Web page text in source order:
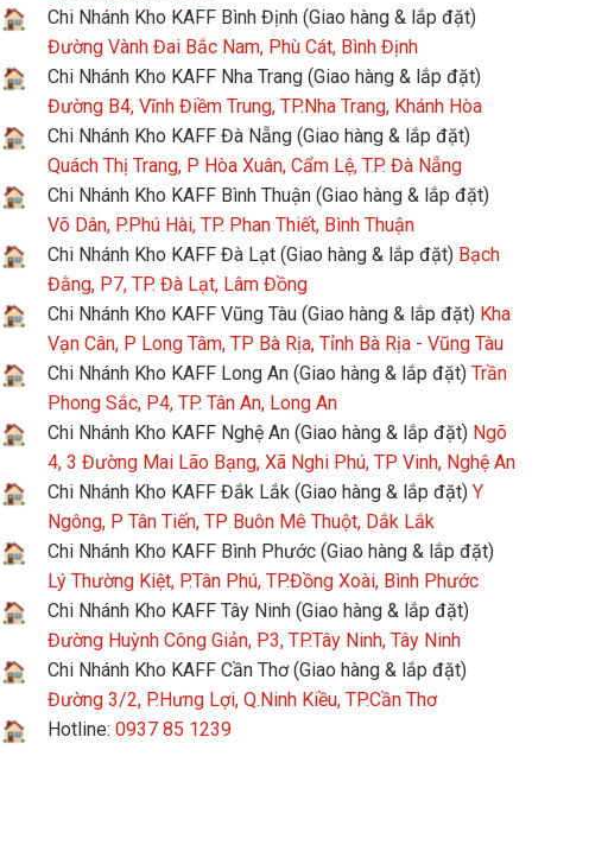
Chi Nhánh Kho KAFF Bình Định (Giao hàng & lắp đặt)
Đường Vành Đai Bắc Nam, Phù Cát, Bình Định
Chi Nhánh Kho KAFF Nha Trang (Giao hàng & lắp đặt)
Đường B4, Vĩnh Điềm Trung, TP.Nha Trang, Khánh Hòa
Chi Nhánh Kho KAFF Đà Nẵng (Giao hàng & lắp đặt)
Quách Thị Trang, P Hòa Xuân, Cẩm Lệ, TP. Đà Nẵng
Chi Nhánh Kho KAFF Bình Thuận (Giao hàng & lắp đặt)
Võ Dân, P.Phú Hài, TP. Phan Thiết, Bình Thuận
Chi Nhánh Kho KAFF Đà Lạt (Giao hàng & lắp đặt) Bạch
Đằng, P7, TP. Đà Lạt, Lâm Đồng
Chi Nhánh Kho KAFF Vũng Tàu (Giao hàng & lắp đặt) Kha
Vạn Cân, P Long Tâm, TP Bà Rịa, Tỉnh Bà Rịa - Vũng Tàu
Chi Nhánh Kho KAFF Long An (Giao hàng & lắp đặt) Trần
Phong Sắc, P4, TP. Tân An, Long An
Chi Nhánh Kho KAFF Nghệ An (Giao hàng & lắp đặt) Ngõ
4, 3 Đường Mai Lão Bạng, Xã Nghi Phú, TP Vinh, Nghệ An
Chi Nhánh Kho KAFF Đắk Lắk (Giao hàng & lắp đặt) Y
Ngông, P Tân Tiến, TP Buôn Mê Thuột, Dắk Lắk
Chi Nhánh Kho KAFF Bình Phước (Giao hàng & lắp đặt)
Lý Thường Kiệt, P.Tân Phú, TP.Đồng Xoài, Bình Phước
Chi Nhánh Kho KAFF Tây Ninh (Giao hàng & lắp đặt)
Đường Huỳnh Công Giản, P3, TP.Tây Ninh, Tây Ninh
Chi Nhánh Kho KAFF Cần Thơ (Giao hàng & lắp đặt)
Đường 3/2, P.Hưng Lợi, Q.Ninh Kiều, TP.Cần Thơ
Hotline: 0937 85 1239